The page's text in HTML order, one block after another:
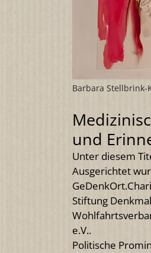
Barbara Stellbrink-
und
Unter diesem
Ausgerichtet
Stiftung
e.V..
Politische